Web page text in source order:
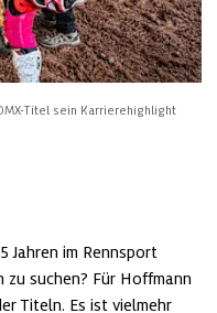
Titel sein Karrierehighlight
Jahren im Rennsport
zu suchen? Für Hoffmann
Titeln. Es ist vielmehr